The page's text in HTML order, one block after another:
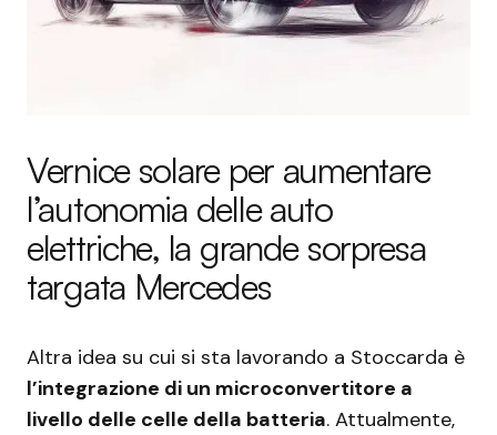
Vernice solare per aumentare
l’autonomia delle auto
elettriche, la grande sorpresa
targata Mercedes
Altra idea su cui si sta lavorando a Stoccarda è
l’integrazione di un microconvertitore a
livello delle celle della batteria. Attualmente,